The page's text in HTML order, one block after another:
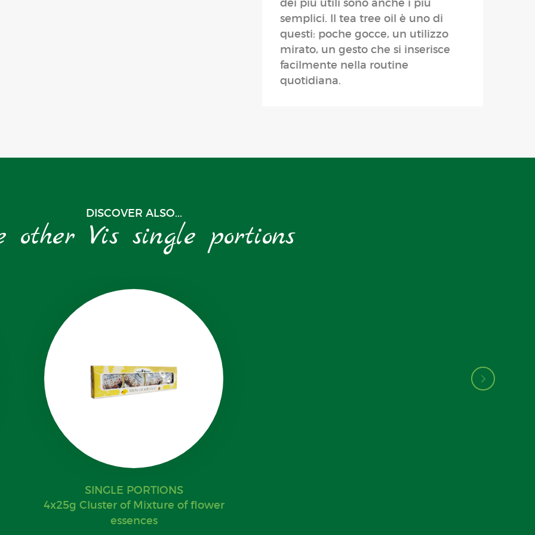
dei più utili sono anche i più
semplici. Il tea tree oil è uno di
questi: poche gocce, un utilizzo
mirato, un gesto che si inserisce
facilmente nella routine
quotidiana.
DISCOVER ALSO...
other Vis single portions
SINGLE PORTIONS
4x25g Cluster of Mixture of flower
essences